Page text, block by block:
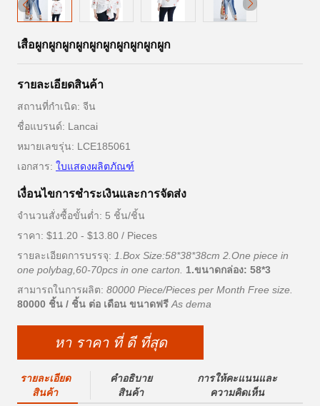
เสื้อผูกผูกผูกผูกผูกผูกผูกผูกผูกผูก
รายละเอียดสินค้า
สถานที่กำเนิด: จีน
ชื่อแบรนด์: Lancai
หมายเลขรุ่น: LCE185061
เอกสาร: ใบแสดงผลิตภัณฑ์
เงื่อนไขการชําระเงินและการจัดส่ง
จำนวนสั่งซื้อขั้นต่ำ: 5 ชิ้น/ชิ้น
ราคา: $11.20 - $13.80 / Pieces
รายละเอียดการบรรจุ: 1.Box Size:58*38*38cm 2.One piece in
one polybag,60-70pcs in one carton.
1.ขนาดกล่อง: 58*3
สามารถในการผลิต: 80000 Piece/Pieces per Month Free size.
80000 ชิ้น / ชิ้น ต่อ เดือน ขนาดฟรี As dema
หา ราคา ที่ ดี ที่สุด
รายละเอียด
สินค้า
คําอธิบาย
สินค้า
การให้คะแนนและ
ความคิดเห็น